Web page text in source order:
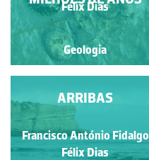
Félix Dias
Geologia
Félix Dias
Geologia
AMONITES
Luís Duarte
ARRIBAS
Francisco António Fidalgo
Félix Dias